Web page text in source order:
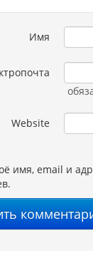
Имя
Website
имя, email и